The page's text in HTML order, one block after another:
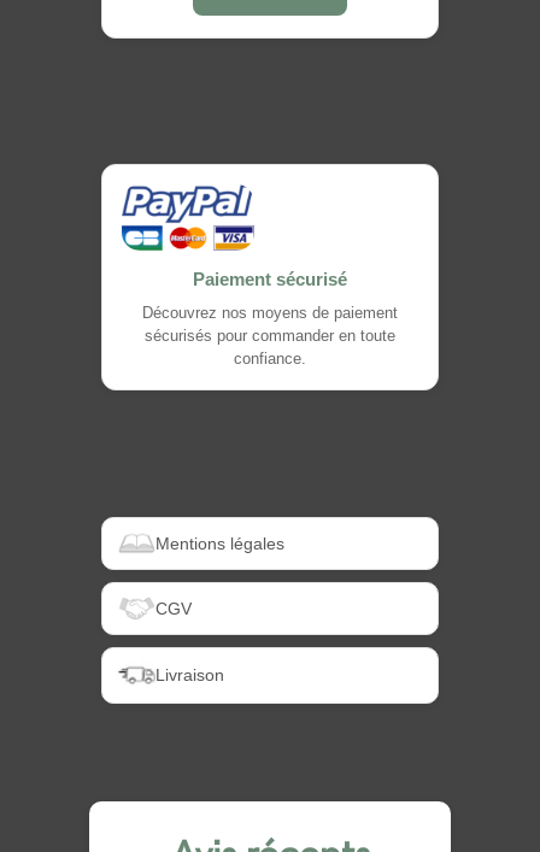
Paiement sécurisé
Découvrez nos moyens de paiement
sécurisés pour commander en toute
confiance.
Mentions légales
CGV
Livraison